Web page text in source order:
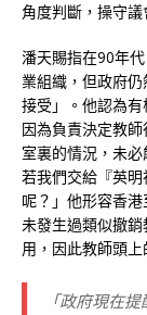
角度判斷，操守
潘天賜指在90年
業組織，但政府
接受」。他認為
因為負責決定教
室裏的情況，未
若我們交給『英
呢？」他形容香
未發生過類似撤
用，因此教師頭上
「政府現在